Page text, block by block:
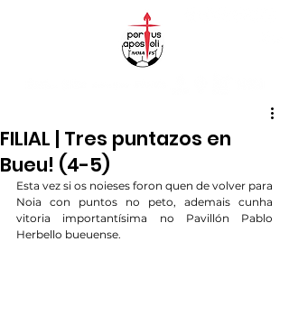
FILIAL | Tres puntazos en
Bueu! (4-5)
Esta vez si os noieses foron quen de volver para
Noia con puntos no peto, ademais cunha
vitoria importantísima no Pavillón Pablo
Herbello bueuense.